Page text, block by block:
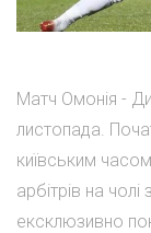
Матч Омонія -
листопада.
київським
арбітрів на
ексклюзивно